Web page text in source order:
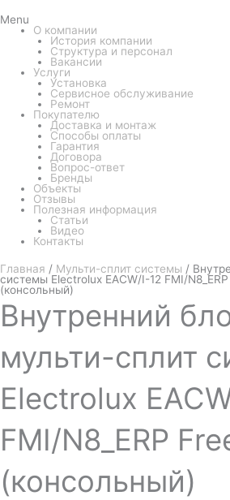
Menu
О компании
История компании
Структура и персонал
Вакансии
Услуги
Установка
Сервисное обслуживание
Ремонт
Покупателю
Доставка и монтаж
Способы оплаты
Гарантия
Договора
Вопрос-ответ
Бренды
Объекты
Отзывы
Полезная информация
Статьи
Видео
Контакты
Главная / Мульти-сплит системы /
системы Electrolux EACW/I-12 FMI/
(консольный)
Внутренний
мульти-сплит
Electrolux
FMI/N8_ERP
(консольный)